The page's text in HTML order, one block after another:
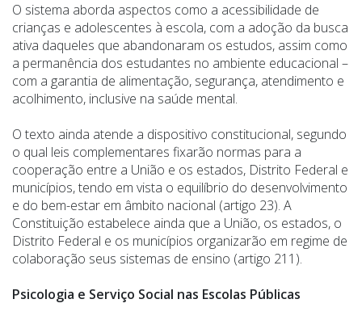
O sistema aborda aspectos como a acessibilidade de
crianças e adolescentes à escola, com a adoção da busca
ativa daqueles que abandonaram os estudos, assim como
a permanência dos estudantes no ambiente educacional –
com a garantia de alimentação, segurança, atendimento e
acolhimento, inclusive na saúde mental.
O texto ainda atende a dispositivo constitucional, segundo
o qual leis complementares fixarão normas para a
cooperação entre a União e os estados, Distrito Federal e
municípios, tendo em vista o equilíbrio do desenvolvimento
e do bem-estar em âmbito nacional (artigo 23). A
Constituição estabelece ainda que a União, os estados, o
Distrito Federal e os municípios organizarão em regime de
colaboração seus sistemas de ensino (artigo 211).
Psicologia e Serviço Social nas Escolas Públicas